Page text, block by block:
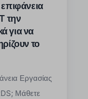
την
για να
το
Εργασίας
Μάθετε